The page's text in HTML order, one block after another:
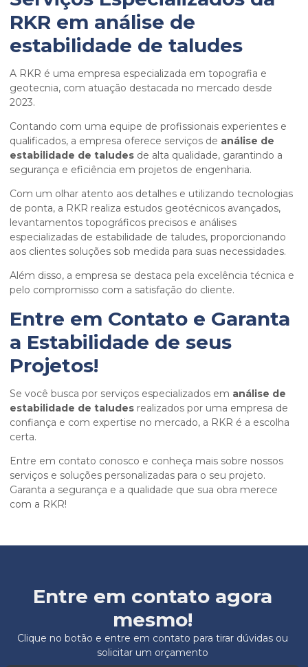
RKR em análise de
estabilidade de taludes
A RKR é uma empresa especializada em topografia e
geotecnia, com atuação destacada no mercado desde
2023.
Contando com uma equipe de profissionais experientes e
qualificados, a empresa oferece serviços de análise de
estabilidade de taludes de alta qualidade, garantindo a
segurança e eficiência em projetos de engenharia.
Com um olhar atento aos detalhes e utilizando tecnologias
de ponta, a RKR realiza estudos geotécnicos avançados,
levantamentos topográficos precisos e análises
especializadas de estabilidade de taludes, proporcionando
aos clientes soluções sob medida para suas necessidades.
Além disso, a empresa se destaca pela excelência técnica e
pelo compromisso com a satisfação do cliente.
Entre em Contato e Garanta
a Estabilidade de seus
Projetos!
Se você busca por serviços especializados em análise de
estabilidade de taludes realizados por uma empresa de
confiança e com expertise no mercado, a RKR é a escolha
certa.
Entre em contato conosco e conheça mais sobre nossos
serviços e soluções personalizadas para o seu projeto.
Garanta a segurança e a qualidade que sua obra merece
com a RKR!
Entre em contato agora
mesmo!
Clique no botão e entre em contato para tirar dúvidas ou
solicitar um orçamento